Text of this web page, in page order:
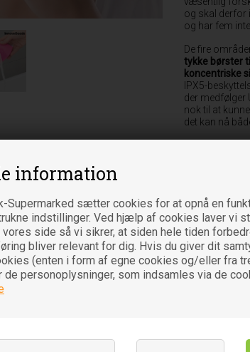
information
Supermarked sætter cookies for at opnå en
indstillinger. Ved hjælp af cookies laver vi
side så vi sikrer, at siden hele tiden
bliver relevant for dig. Hvis du giver dit
(enten i form af egne cookies og/eller fra
de personoplysninger, som indsamles via de
og skal derfor
og har fem
De fire
tykke børster
koncentriske
IPX5-
der medfølger
nok til at
det kan nå
Det gør
.
Sådan
Fugt ansigtet,
område. Brug
Begynd på
akne i udbrud
brug og lad
væk. Oplad